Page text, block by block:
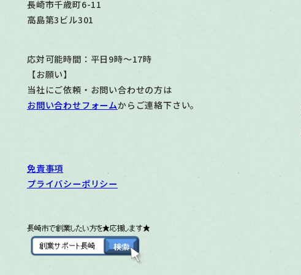
長崎市千歳町6-11
高島第3ビル301
応対可能時間：平日9時～17時
【お願い】
当社にご依頼・お問い合わせの方は
お問い合わせフォームからご連絡下さい。
免責事項
プライバシーポリシー